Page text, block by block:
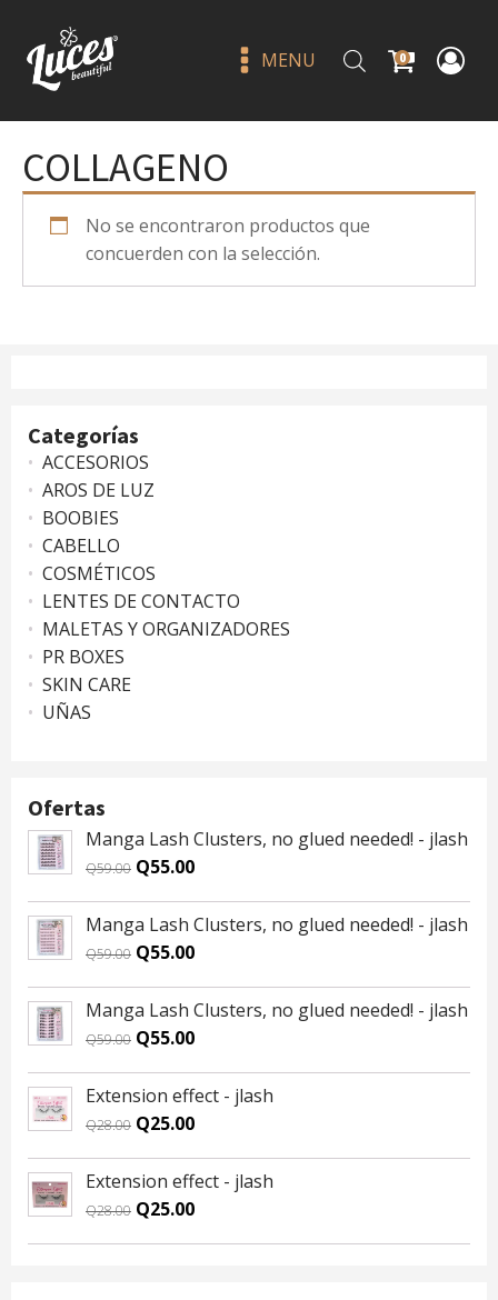
MENU 0
Categorías
ACCESORIOS
AROS DE LUZ
BOOBIES
CABELLO
COSMÉTICOS
LENTES DE CONTACTO
MALETAS Y ORGANIZADORES
PR BOXES
SKIN CARE
UÑAS
Ofertas
Manga Lash Clusters, no glued needed! - jlash
Q59.00 Original
was:
Q59.00.
Q55.00Current
is:
Q55.00.
Manga Lash Clusters, no glued needed! - jlash
Q59.00 Original
was:
Q59.00.
Q55.00Current
is:
Q55.00.
Manga Lash Clusters, no glued needed! - jlash
Q59.00 Original
was:
Q59.00.
Q55.00Current
is:
Q55.00.
Extension effect - jlash
Q28.00 Original
was:
Q28.00.
Q25.00Current
is:
Q25.00.
Extension effect - jlash
Q28.00 Original
Q25.00Current
COLLAGENO
No se encontraron productos que
concuerden con la selección.